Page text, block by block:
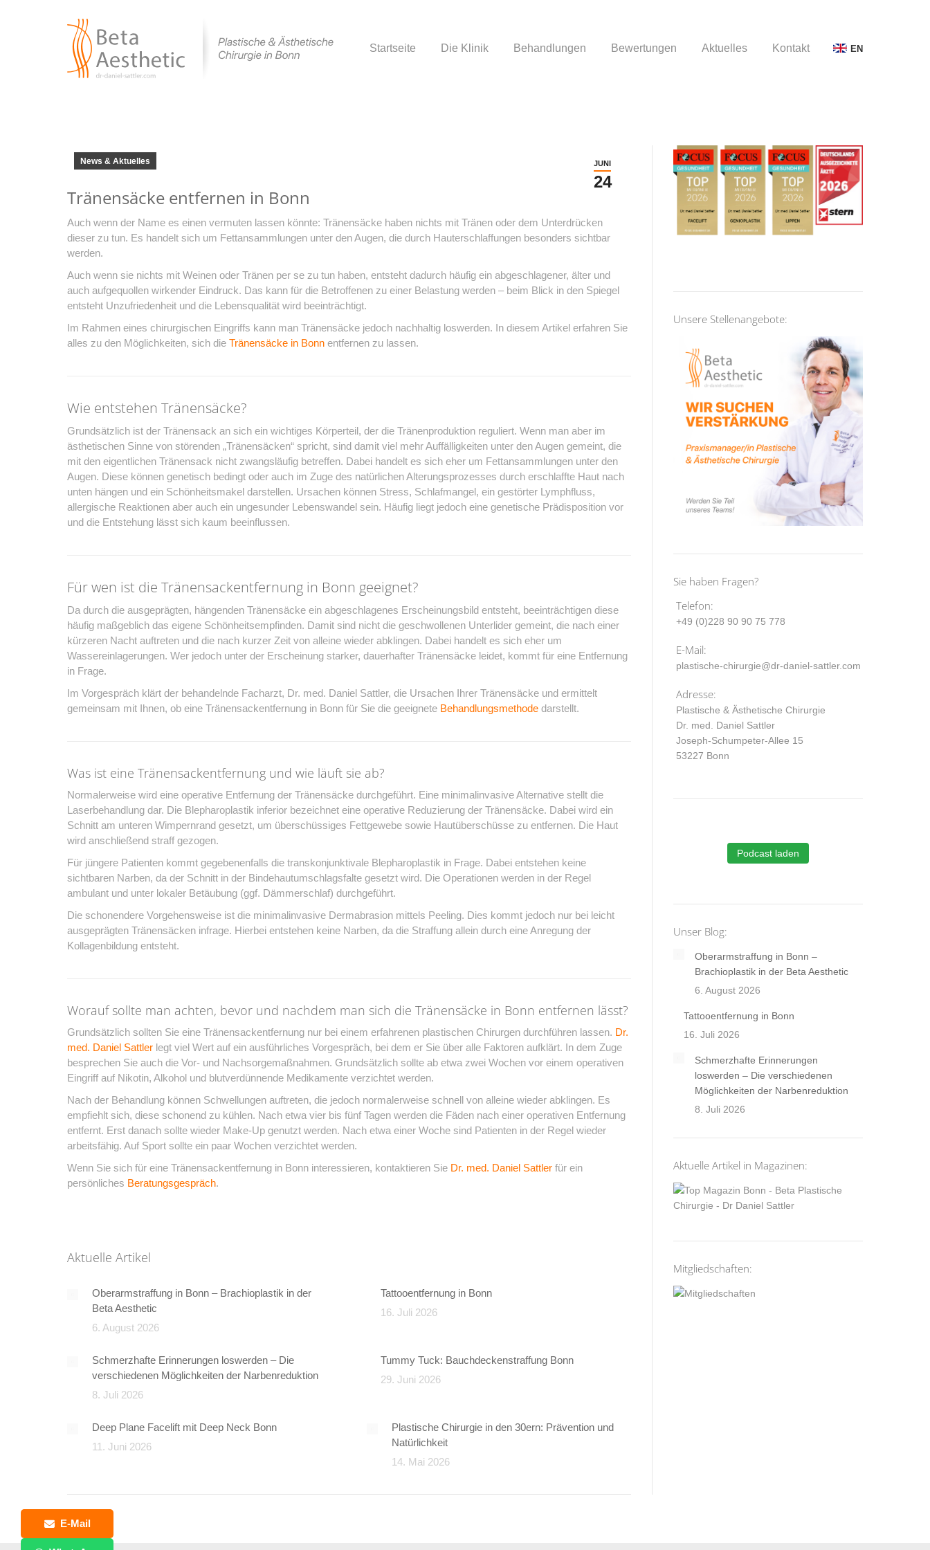
Startseite Die Klinik Behandlungen Bewertungen Aktuelles Kontakt EN
JUNI
24
News & Aktuelles
Tränensäcke entfernen in Bonn
Auch wenn der Name es einen vermuten lassen könnte: Tränensäcke haben nichts mit Tränen oder dem Unterdrücken
dieser zu tun. Es handelt sich um Fettansammlungen unter den Augen, die durch Hauterschlaffungen besonders sichtbar
werden.
Auch wenn sie nichts mit Weinen oder Tränen per se zu tun haben, entsteht dadurch häufig ein abgeschlagener, älter und
auch aufgequollen wirkender Eindruck. Das kann für die Betroffenen zu einer Belastung werden – beim Blick in den Spiegel
entsteht Unzufriedenheit und die Lebensqualität wird beeinträchtigt.
Im Rahmen eines chirurgischen Eingriffs kann man Tränensäcke jedoch nachhaltig loswerden. In diesem Artikel erfahren Sie
alles zu den Möglichkeiten, sich die Tränensäcke in Bonn entfernen zu lassen.
Wie entstehen Tränensäcke?
Grundsätzlich ist der Tränensack an sich ein wichtiges Körperteil, der die Tränenproduktion reguliert. Wenn man aber im
ästhetischen Sinne von störenden „Tränensäcken“ spricht, sind damit viel mehr Auffälligkeiten unter den Augen gemeint, die
mit den eigentlichen Tränensack nicht zwangsläufig betreffen. Dabei handelt es sich eher um Fettansammlungen unter den
Augen. Diese können genetisch bedingt oder auch im Zuge des natürlichen Alterungsprozesses durch erschlaffte Haut nach
unten hängen und ein Schönheitsmakel darstellen. Ursachen können Stress, Schlafmangel, ein gestörter Lymphfluss,
allergische Reaktionen aber auch ein ungesunder Lebenswandel sein. Häufig liegt jedoch eine genetische Prädisposition vor
und die Entstehung lässt sich kaum beeinflussen.
Für wen ist die Tränensackentfernung in Bonn geeignet?
Da durch die ausgeprägten, hängenden Tränensäcke ein abgeschlagenes Erscheinungsbild entsteht, beeinträchtigen diese
häufig maßgeblich das eigene Schönheitsempfinden. Damit sind nicht die geschwollenen Unterlider gemeint, die nach einer
kürzeren Nacht auftreten und die nach kurzer Zeit von alleine wieder abklingen. Dabei handelt es sich eher um
Wassereinlagerungen. Wer jedoch unter der Erscheinung starker, dauerhafter Tränensäcke leidet, kommt für eine Entfernung
in Frage.
Im Vorgespräch klärt der behandelnde Facharzt, Dr. med. Daniel Sattler, die Ursachen Ihrer Tränensäcke und ermittelt
gemeinsam mit Ihnen, ob eine Tränensackentfernung in Bonn für Sie die geeignete Behandlungsmethode darstellt.
Was ist eine Tränensackentfernung und wie läuft sie ab?
Normalerweise wird eine operative Entfernung der Tränensäcke durchgeführt. Eine minimalinvasive Alternative stellt die
Laserbehandlung dar. Die Blepharoplastik inferior bezeichnet eine operative Reduzierung der Tränensäcke. Dabei wird ein
Schnitt am unteren Wimpernrand gesetzt, um überschüssiges Fettgewebe sowie Hautüberschüsse zu entfernen. Die Haut
wird anschließend straff gezogen.
Für jüngere Patienten kommt gegebenenfalls die transkonjunktivale Blepharoplastik in Frage. Dabei entstehen keine
sichtbaren Narben, da der Schnitt in der Bindehautumschlagsfalte gesetzt wird. Die Operationen werden in der Regel
ambulant und unter lokaler Betäubung (ggf. Dämmerschlaf) durchgeführt.
Die schonendere Vorgehensweise ist die minimalinvasive Dermabrasion mittels Peeling. Dies kommt jedoch nur bei leicht
ausgeprägten Tränensäcken infrage. Hierbei entstehen keine Narben, da die Straffung allein durch eine Anregung der
Kollagenbildung entsteht.
Worauf sollte man achten, bevor und nachdem man sich die Tränensäcke in Bonn entfernen lässt?
Grundsätzlich sollten Sie eine Tränensackentfernung nur bei einem erfahrenen plastischen Chirurgen durchführen lassen. Dr.
med. Daniel Sattler legt viel Wert auf ein ausführliches Vorgespräch, bei dem er Sie über alle Faktoren aufklärt. In dem Zuge
besprechen Sie auch die Vor- und Nachsorgemaßnahmen. Grundsätzlich sollte ab etwa zwei Wochen vor einem operativen
Eingriff auf Nikotin, Alkohol und blutverdünnende Medikamente verzichtet werden.
Nach der Behandlung können Schwellungen auftreten, die jedoch normalerweise schnell von alleine wieder abklingen. Es
empfiehlt sich, diese schonend zu kühlen. Nach etwa vier bis fünf Tagen werden die Fäden nach einer operativen Entfernung
entfernt. Erst danach sollte wieder Make-Up genutzt werden. Nach etwa einer Woche sind Patienten in der Regel wieder
arbeitsfähig. Auf Sport sollte ein paar Wochen verzichtet werden.
Wenn Sie sich für eine Tränensackentfernung in Bonn interessieren, kontaktieren Sie Dr. med. Daniel Sattler für ein
persönliches Beratungsgespräch.
Aktuelle Artikel
Oberarmstraffung in Bonn – Brachioplastik in der
Beta Aesthetic
6. August 2026
Tattooentfernung in Bonn
16. Juli 2026
Schmerzhafte Erinnerungen loswerden – Die
verschiedenen Möglichkeiten der Narbenreduktion
8. Juli 2026
Tummy Tuck: Bauchdeckenstraffung Bonn
29. Juni 2026
Deep Plane Facelift mit Deep Neck Bonn
11. Juni 2026
Plastische Chirurgie in den 30ern: Prävention und
Natürlichkeit
14. Mai 2026
Unsere Stellenangebote:
Sie haben Fragen?
Telefon:
+49 (0)228 90 90 75 778
E-Mail:
plastische-chirurgie@dr-daniel-sattler.com
Adresse:
Plastische & Ästhetische Chirurgie
Dr. med. Daniel Sattler
Joseph-Schumpeter-Allee 15
53227 Bonn
Podcast laden
Unser Blog:
Oberarmstraffung in Bonn –
Brachioplastik in der Beta Aesthetic
6. August 2026
Tattooentfernung in Bonn
16. Juli 2026
Schmerzhafte Erinnerungen
loswerden – Die verschiedenen
Möglichkeiten der Narbenreduktion
8. Juli 2026
Aktuelle Artikel in Magazinen:
Mitgliedschaften:
E-Mail